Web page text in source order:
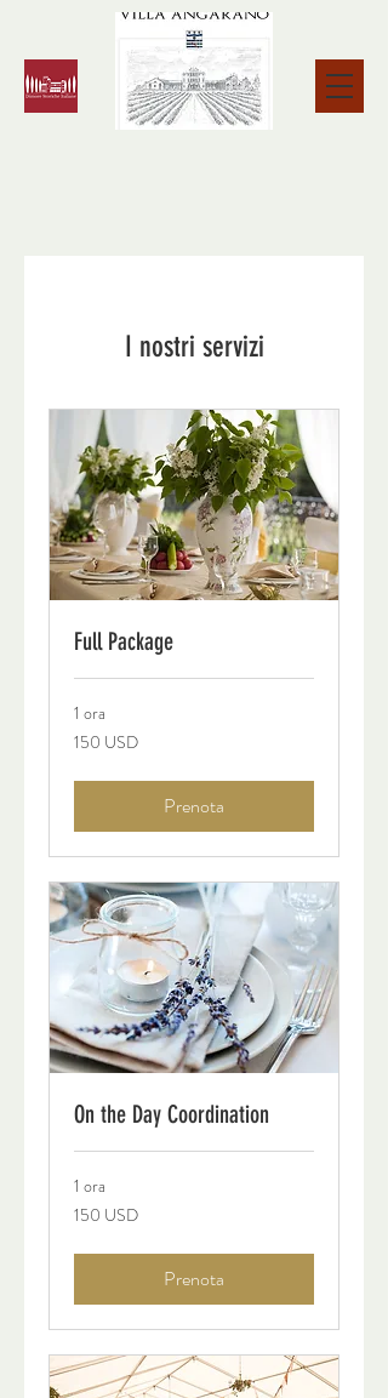
I nostri servizi
Full Package
1 ora
150
dollari
150 USD
Prenota
On the Day Coordination
1 ora
150
dollari
150 USD
Prenota